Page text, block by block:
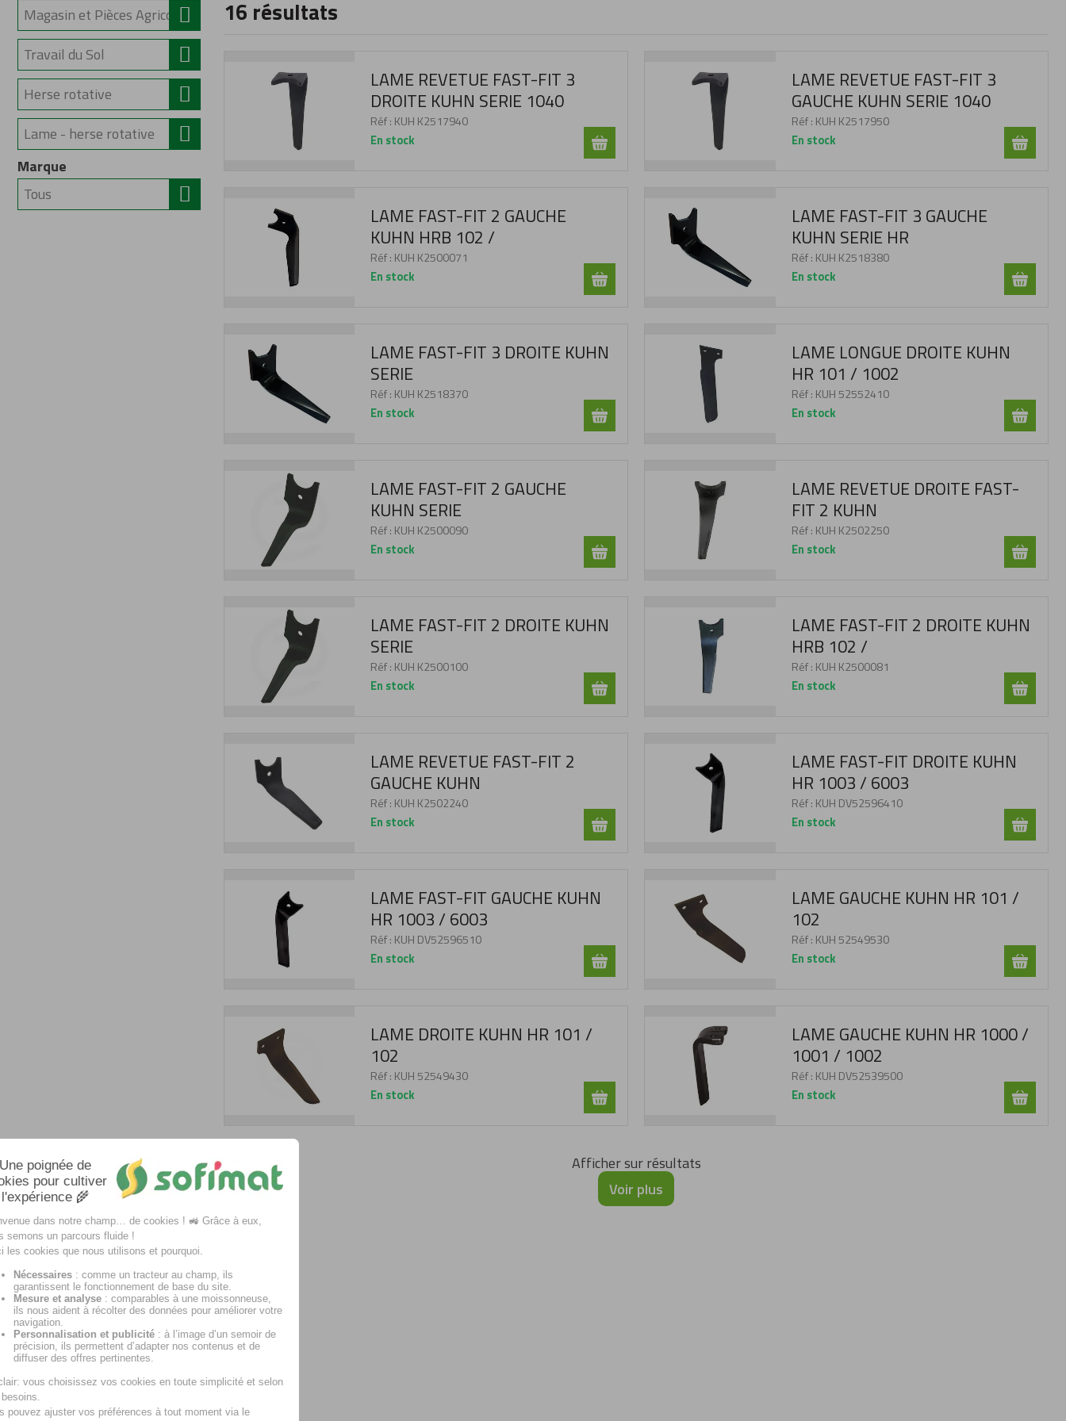
Marque
16 résultats
LAME REVETUE FAST-FIT 3
DROITE KUHN SERIE 1040
Réf : KUH K2517940
En stock
LAME REVETUE FAST-FIT 3
GAUCHE KUHN SERIE 1040
Réf : KUH K2517950
En stock
LAME FAST-FIT 2 GAUCHE
KUHN HRB 102 /
Réf : KUH K2500071
En stock
LAME FAST-FIT 3 GAUCHE
KUHN SERIE HR
Réf : KUH K2518380
En stock
LAME FAST-FIT 3 DROITE KUHN
SERIE
Réf : KUH K2518370
En stock
LAME LONGUE DROITE KUHN
HR 101 / 1002
Réf : KUH 52552410
En stock
LAME FAST-FIT 2 GAUCHE
KUHN SERIE
Réf : KUH K2500090
En stock
LAME REVETUE DROITE FAST-
FIT 2 KUHN
Réf : KUH K2502250
En stock
LAME FAST-FIT 2 DROITE KUHN
SERIE
Réf : KUH K2500100
En stock
LAME FAST-FIT 2 DROITE KUHN
HRB 102 /
Réf : KUH K2500081
En stock
LAME REVETUE FAST-FIT 2
GAUCHE KUHN
Réf : KUH K2502240
En stock
LAME FAST-FIT DROITE KUHN
HR 1003 / 6003
Réf : KUH DV52596410
En stock
LAME FAST-FIT GAUCHE KUHN
HR 1003 / 6003
Réf : KUH DV52596510
En stock
LAME GAUCHE KUHN HR 101 /
102
Réf : KUH 52549530
En stock
LAME DROITE KUHN HR 101 /
102
Réf : KUH 52549430
En stock
LAME GAUCHE KUHN HR 1000 /
1001 / 1002
Réf : KUH DV52539500
En stock
Affichersurrésultats
Voir plus